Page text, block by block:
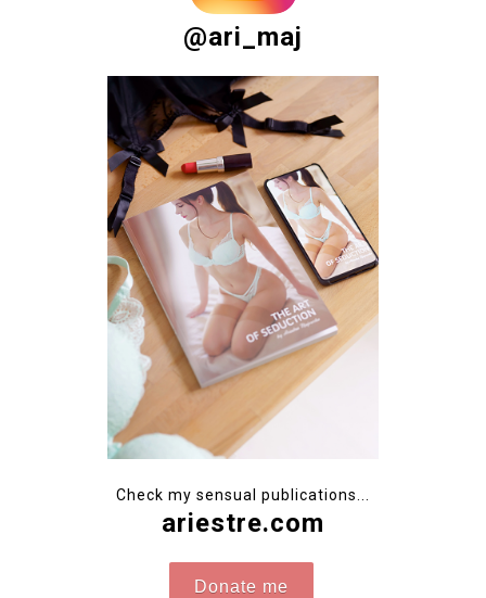
@ari_maj
Check my sensual publications...
ariestre.com
Donate me